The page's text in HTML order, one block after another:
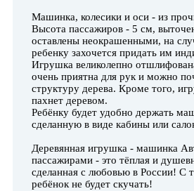
Машинка, колесики и оси - из
Высота пассажиров - 5 см,
оставлены неокрашенными, на
ребенку захочется придать им
Игрушка великолепно
очень приятна для рук и можно
структуру дерева. Кроме того,
пахнет деревом.
Ребёнку будет удобно держать
сделанную в виде кабины или
Деревянная игрушка - машинка
пассажирами - это тёплая и
сделанная с любовью в России! С
ребёнок не будет скучать!